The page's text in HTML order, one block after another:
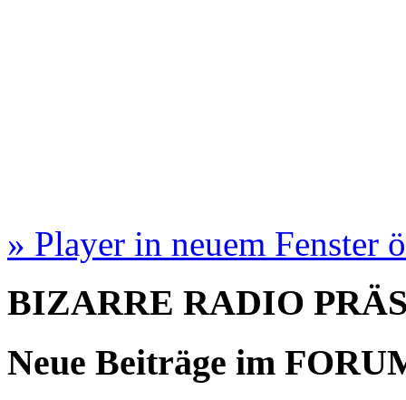
» Player in neuem Fenster
BIZARRE RADIO
Neue Beiträge im